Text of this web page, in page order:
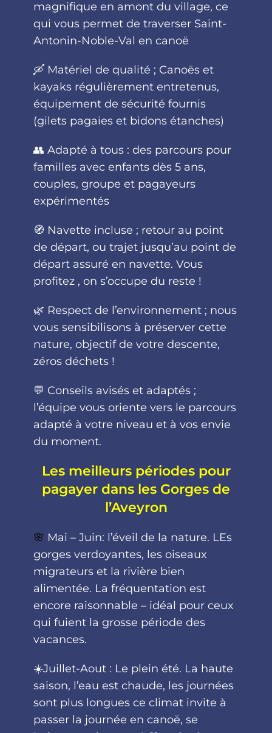
magnifique en amont du village, ce
qui vous permet de traverser Saint-
Antonin-Noble-Val en canoë
🛶 Matériel de qualité ; Canoës et
kayaks régulièrement entretenus,
équipement de sécurité fournis
(gilets pagaies et bidons étanches)
👥 Adapté à tous : des parcours pour
familles avec enfants dès 5 ans,
couples, groupe et pagayeurs
expérimentés
🧭 Navette incluse ; retour au point
de départ, ou trajet jusqu’au point de
départ assuré en navette. Vous
profitez , on s’occupe du reste !
🌿 Respect de l’environnement ; nous
vous sensibilisons à préserver cette
nature, objectif de votre descente,
zéros déchets !
💬 Conseils avisés et adaptés ;
l’équipe vous oriente vers le parcours
adapté à votre niveau et à vos envie
du moment.
Les meilleurs périodes pour
pagayer dans les Gorges de
l’Aveyron
🌸 Mai – Juin: l’éveil de la nature. LEs
gorges verdoyantes, les oiseaux
migrateurs et la rivière bien
alimentée. La fréquentation est
encore raisonnable – idéal pour ceux
qui fuient la grosse période des
vacances.
☀️Juillet-Aout : Le plein été. La haute
saison, l’eau est chaude, les journées
sont plus longues ce climat invite à
passer la journée en canoë, se